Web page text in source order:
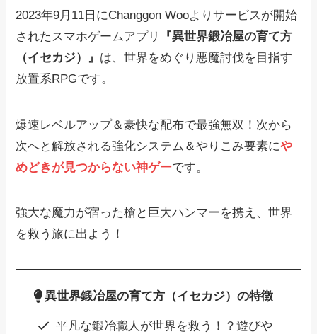
2023年9月11日にChanggon Wooよりサービスが開始
されたスマホゲームアプリ
『異世界鍛冶屋の育て方
（イセカジ）』 は、世界をめぐり悪魔討伐を目指す
放置系RPGです。
爆速レベルアップ＆豪快な配布で最強無双！次から
次へと解放される強化システム＆やりこみ要素にや
めどきが見つからない神ゲーです。
強大な魔力が宿った槍と巨大ハンマーを携え、世界
を救う旅に出よう！
異世界鍛冶屋の育て方（イセカジ）の特徴
平凡な鍛冶職人が世界を救う！？遊びや